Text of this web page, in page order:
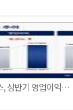
, 상반기 영업이익…